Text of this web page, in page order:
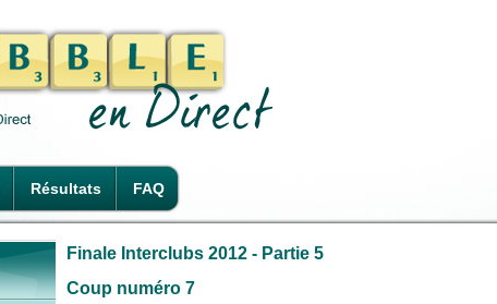
Résultats FAQ
Finale Interclubs 2012 - Partie 5
Coup numéro 7